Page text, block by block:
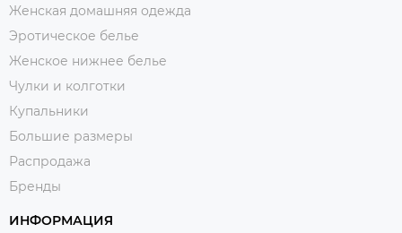
Женская домашняя одежда
Эротическое белье
Женское нижнее белье
Чулки и колготки
Купальники
Большие размеры
Распродажа
Бренды
ИНФОРМАЦИЯ